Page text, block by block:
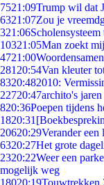
7521:09Trump wil dat
6321:07Zou je
321:06
10321:05Man zoekt
4721:00
281 20:54Van kleuter
8320:482010:
22720:47archito's
820:36Poepen tijdens
1820:31
20620:29Verander een
6320:27Het grote
2320:22Weer een
mogelijk weg
18020:19Touwtrekken